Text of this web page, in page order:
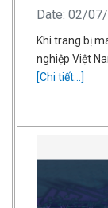
Date: 02/
Khi trang bị
nghiệp Việt
[Chi tiết...]